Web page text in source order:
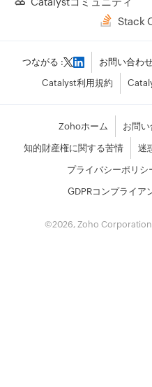
Stack
つながる : お問い合わ
Catalyst利用規約
Zohoホーム お問
知的財産権に関する苦情 迷
プライバシーポリシ
GDPRコンプライア
©2026, Zoho